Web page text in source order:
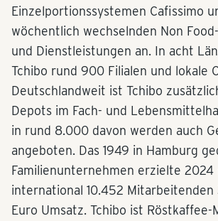
Einzelportionssystemen Cafissimo
wöchentlich wechselnden Non
und Dienstleistungen an. In acht
Tchibo rund 900 Filialen und lokale
Deutschlandweit ist Tchibo
Depots im Fach- und
in rund 8.000 davon werden auch
angeboten. Das 1949 in Hamburg
Familienunternehmen erzielte 2024
international 10.452 Mitarbeitenden
Euro Umsatz. Tchibo ist